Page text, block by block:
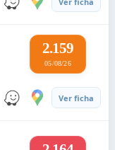
2.159
05/08/26
Ver ficha